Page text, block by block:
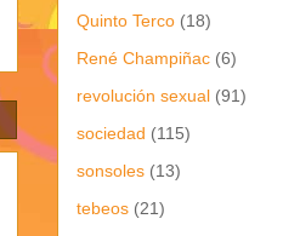
Quinto Terco (18)
René Champiñac (6)
revolución sexual (91)
sociedad (115)
sonsoles (13)
tebeos (21)